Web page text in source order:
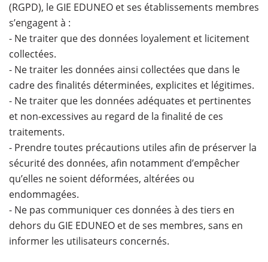
(RGPD), le GIE EDUNEO et ses établissements membres
s’engagent à :
- Ne traiter que des données loyalement et licitement
collectées.
- Ne traiter les données ainsi collectées que dans le
cadre des finalités déterminées, explicites et légitimes.
- Ne traiter que les données adéquates et pertinentes
et non-excessives au regard de la finalité de ces
traitements.
- Prendre toutes précautions utiles afin de préserver la
sécurité des données, afin notamment d’empêcher
qu’elles ne soient déformées, altérées ou
endommagées.
- Ne pas communiquer ces données à des tiers en
dehors du GIE EDUNEO et de ses membres, sans en
informer les utilisateurs concernés.